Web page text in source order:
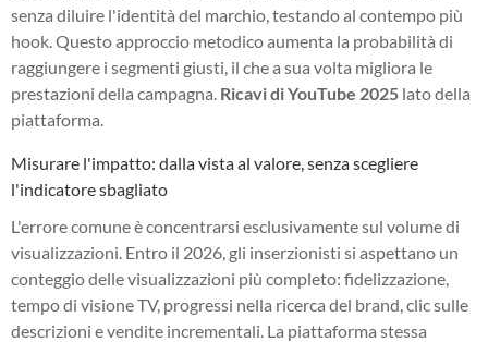
senza diluire l'identità del marchio, testando al contempo più
hook. Questo approccio metodico aumenta la probabilità di
raggiungere i segmenti giusti, il che a sua volta migliora le
prestazioni della campagna. Ricavi di YouTube 2025 lato della
piattaforma.
Misurare l'impatto: dalla vista al valore, senza scegliere
l'indicatore sbagliato
L'errore comune è concentrarsi esclusivamente sul volume di
visualizzazioni. Entro il 2026, gli inserzionisti si aspettano un
conteggio delle visualizzazioni più completo: fidelizzazione,
tempo di visione TV, progressi nella ricerca del brand, clic sulle
descrizioni e vendite incrementali. La piattaforma stessa